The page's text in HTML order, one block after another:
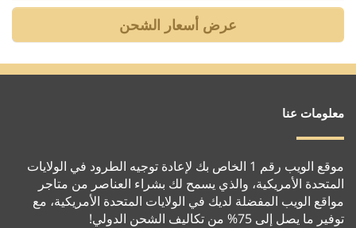
معلومات عنا
موقع الويب رقم 1 الخاص بك لإعادة توجيه الطرود في الولايات
المتحدة الأمريكية، والذي يسمح لك بشراء العناصر من متاجر
مواقع الويب المفضلة لديك في الولايات المتحدة الأمريكية، مع
توفير ما يصل إلى 75% من تكاليف الشحن الدولي!